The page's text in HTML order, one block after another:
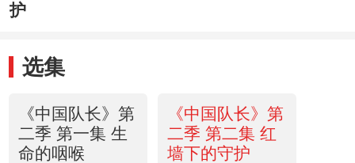
护
选集
《中国队长》第
二季 第一集 生
命的咽喉
《中国队长》第
二季 第二集 红
墙下的守护